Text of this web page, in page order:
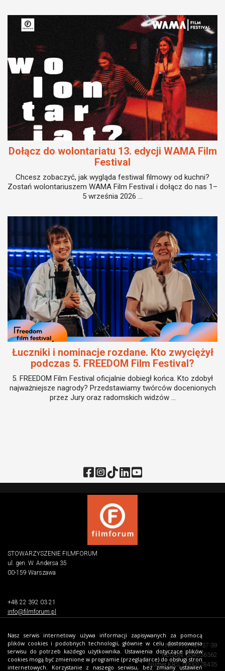
Nasz serwis internetowy używa informacji zapisywanych za pomocą
plików cookies i podobnych technologii, głównie w celu dostosowania
serwisu do potrzeb każdego użytkownika. Ustawienia dotyczące plików
cookies mogą być zmienione w programie (przeglądarce) do obsługi stron
internetowych. Korzystanie z naszego serwisu, bez zmiany ustawień
Dołącz do wolontariatu 13. edycji WAMA Film
Festival
Chcesz zobaczyć, jak wygląda festiwal filmowy od kuchni?
Zostań wolontariuszem WAMA Film Festival i dołącz do nas 1–
5 września 2026 ...
Łuczniki i nominacje rozdane. Kto zwyciężył
podczas 5. FREEDOM Film Festival?
5. FREEDOM Film Festival oficjalnie dobiegł końca. Kto zdobył
najważniejsze nagrody? Przedstawiamy twórców docenionych
przez Jury oraz radomskich widzów ...
STOWARZYSZENIE FILMFORUM
ul. gen. W. Andersa 35
00-159 Warszawa
+48 22 392 03 21
info@filmforum.pl
NIP: 778-141-37-39
REGON: 634536362
Numer KRS: 0000178435